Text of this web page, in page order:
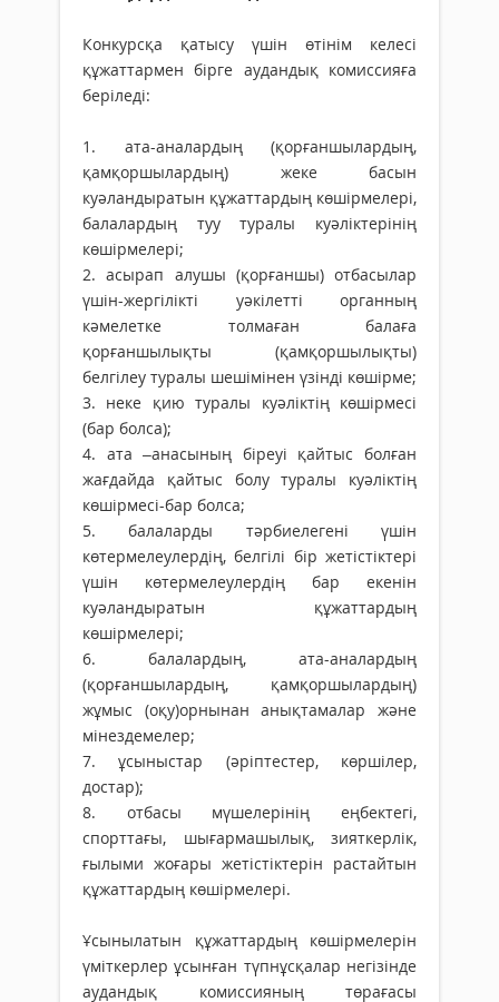
Конкурсқа қатысу үшін өтінім келесі
құжаттармен бірге аудандық комиссияға
беріледі:
1. ата-аналардың (қорғаншылардың,
қамқоршылардың) жеке басын
куәландыратын құжаттардың көшірмелері,
балалардың туу туралы куәліктерінің
көшірмелері;
2. асырап алушы (қорғаншы) отбасылар
үшін-жергілікті уәкілетті органның
кәмелетке толмаған балаға
қорғаншылықты (қамқоршылықты)
белгілеу туралы шешімінен үзінді көшірме;
3. неке қию туралы куәліктің көшірмесі
(бар болса);
4. ата –анасының біреуі қайтыс болған
жағдайда қайтыс болу туралы куәліктің
көшірмесі-бар болса;
5. балаларды тәрбиелегені үшін
көтермелеулердің, белгілі бір жетістіктері
үшін көтермелеулердің бар екенін
куәландыратын құжаттардың
көшірмелері;
6. балалардың, ата-аналардың
(қорғаншылардың, қамқоршылардың)
жұмыс (оқу)орнынан анықтамалар және
мінездемелер;
7. ұсыныстар (әріптестер, көршілер,
достар);
8. отбасы мүшелерінің еңбектегі,
спорттағы, шығармашылық, зияткерлік,
ғылыми жоғары жетістіктерін растайтын
құжаттардың көшірмелері.
Ұсынылатын құжаттардың көшірмелерін
үміткерлер ұсынған түпнұсқалар негізінде
аудандық комиссияның төрағасы